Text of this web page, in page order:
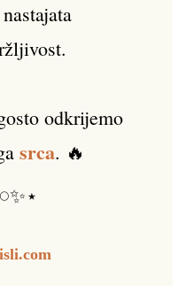
odkrijemo
srca. 🔥